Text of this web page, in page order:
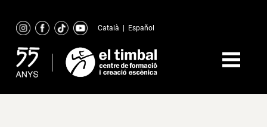
content
Català Español